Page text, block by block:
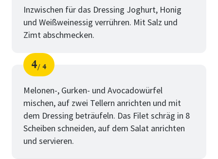
Inzwischen für das Dressing Joghurt, Honig
und Weißweinessig verrühren. Mit Salz und
Zimt abschmecken.
Schritt
4
von
4
Melonen-, Gurken- und Avocadowürfel
mischen, auf zwei Tellern anrichten und mit
dem Dressing beträufeln. Das Filet schräg in 8
Scheiben schneiden, auf dem Salat anrichten
und servieren.